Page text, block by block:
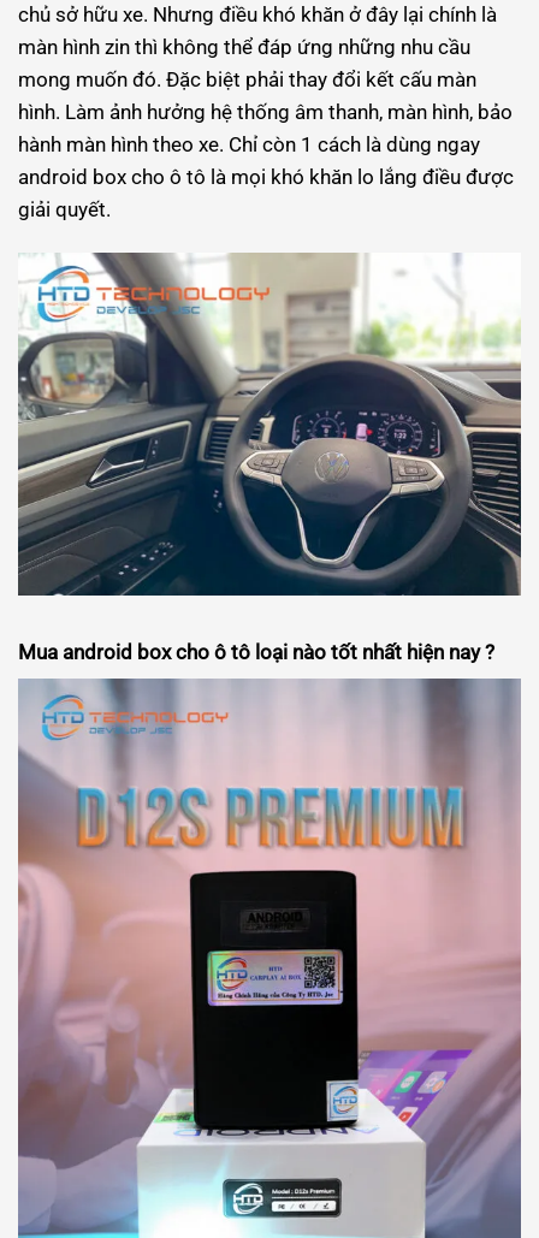
chủ sở hữu xe. Nhưng điều khó khăn ở đây lại chính là
màn hình zin thì không thể đáp ứng những nhu cầu
mong muốn đó. Đặc biệt phải thay đổi kết cấu màn
hình. Làm ảnh hưởng hệ thống âm thanh, màn hình, bảo
hành màn hình theo xe. Chỉ còn 1 cách là dùng ngay
android box cho ô tô là mọi khó khăn lo lắng điều được
giải quyết.
Mua android box cho ô tô loại nào tốt nhất hiện nay ?